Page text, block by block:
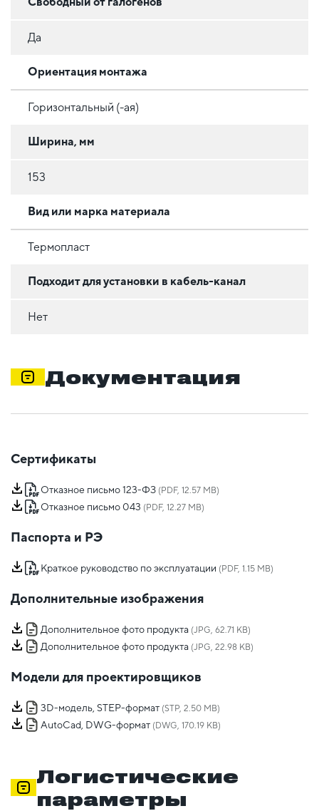
Да
Ориентация монтажа
Горизонтальный (-ая)
Ширина, мм
153
Вид или марка материала
Термопласт
Подходит для установки в кабель-канал
Нет
Документация
Сертификаты
Отказное письмо 123-ФЗ (PDF, 12.57 MB)
Отказное письмо 043 (PDF, 12.27 MB)
Паспорта и РЭ
Краткое руководство по эксплуатации (PDF, 1.15 MB)
Дополнительные изображения
Дополнительное фото продукта (JPG, 62.71 KB)
Дополнительное фото продукта (JPG, 22.98 KB)
Модели для проектировщиков
3D-модель, STEP-формат (STP, 2.50 MB)
AutoCad, DWG-формат (DWG, 170.19 KB)
Логистические
параметры